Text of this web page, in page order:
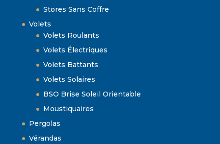
Stores Sans Coffre
Volets
Volets Roulants
Volets Électriques
Volets Battants
Volets Solaires
BSO Brise Soleil Orientable
Moustiquaires
Pergolas
Vérandas